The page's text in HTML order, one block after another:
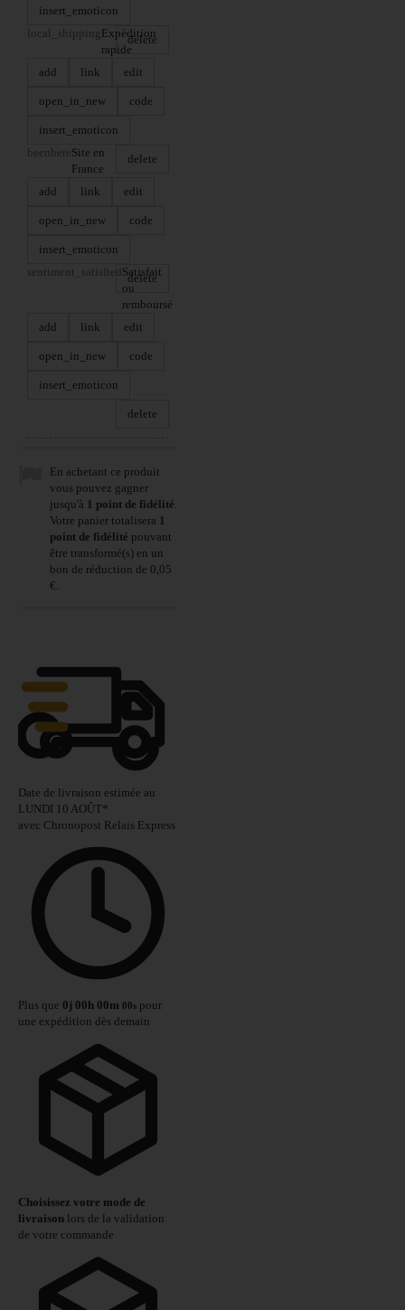
insert_emoticon
delete
local_shipping Expédition
rapide
add
link edit
open_in_new code
insert_emoticon
delete
beenhereSite en
France
add
link edit
open_in_new code
insert_emoticon
delete
sentiment_satisfied Satisfait
ou
remboursé
add
link edit
open_in_new code
insert_emoticon
delete
En achetant ce produit
vous pouvez gagner
jusqu'à 1 point de fidélité.
Votre panier totalisera 1
point de fidélité pouvant
être transformé(s) en un
bon de réduction de 0,05
€.
Date de livraison estimée au
LUNDI 10 AOÛT*
avec Chronopost Relais Express
Plus que 0j 00h 00m 00s pour
une expédition dès demain
Choisissez votre mode de
livraison lors de la validation
de votre commande